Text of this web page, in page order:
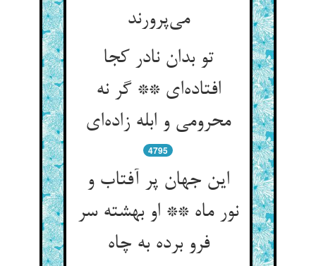
می‌پرورند
تو بدان نادر کجا
افتاده‌ای ** گر نه
محرومی و ابله زاده‌ای
4795
این جهان پر آفتاب و
نور ماه ** او بهشته سر
فرو برده به چاه